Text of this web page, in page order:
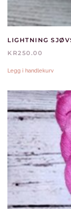
KR250.00
Legg i handlekurv